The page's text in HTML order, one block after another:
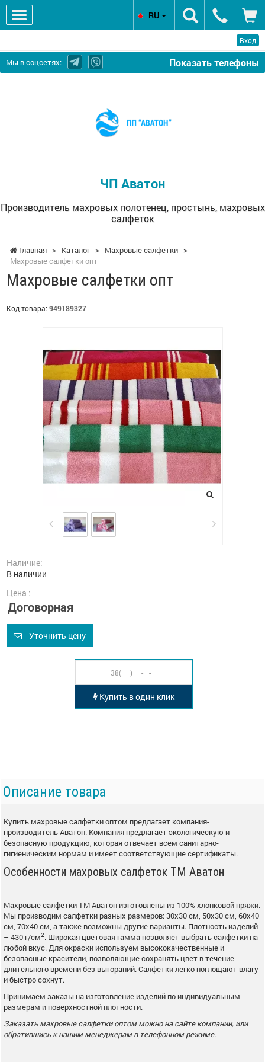
Вход
Мы в соцсетях: Показать телефоны
салфеток
ЧП Аватон
Производитель махровых полотенец, простынь, махровых
салфеток
RU
Главная > Каталог > Махровые салфетки >
Махровые салфетки опт
Махровые салфетки опт
Код товара: 949189327
Наличие:
В наличии
Цена :
Договорная
Уточнить цену
Купить в один клик
Описание товара
Купить махровые салфетки оптом предлагает компания-
производитель Аватон. Компания предлагает экологическую и
безопасную продукцию, которая отвечает всем санитарно-
гигиеническим нормам и имеет соответствующие сертификаты.
Особенности махровых салфеток ТМ Аватон
Махровые салфетки ТМ Аватон изготовлены из 100% хлопковой пряжи.
Мы производим салфетки разных размеров: 30х30 см, 50х30 см, 60х40
см, 70х40 см, а также возможны другие варианты. Плотность изделий
– 430 г/см2. Широкая цветовая гамма позволяет выбрать салфетки на
любой вкус. Для окраски используем высококачественные и
безопасные красители, позволяющие сохранять цвет в течение
длительного времени без выгораний. Салфетки легко поглощают влагу
и быстро сохнут.
Принимаем заказы на изготовление изделий по индивидуальным
размерам и поверхностной плотности.
Заказать махровые салфетки оптом можно на сайте компании, или
обратившись к нашим менеджерам в телефонном режиме.